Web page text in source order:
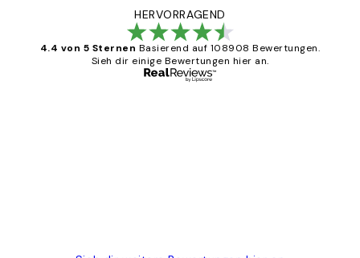
HERVORRAGEND
4.4 von 5 Sternen Basierend auf 108908 Bewertungen.
Sieh dir einige Bewertungen hier an.